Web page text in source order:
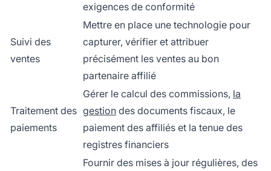
exigences de conformité
Suivi des
ventes
Mettre en place une technologie pour
capturer, vérifier et attribuer
précisément les ventes au bon
partenaire affilié
Traitement des
paiements
Gérer le calcul des commissions, la
gestion des documents fiscaux, le
paiement des affiliés et la tenue des
registres financiers
Fournir des mises à jour régulières, des